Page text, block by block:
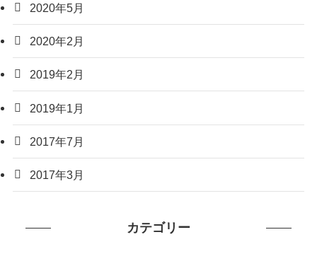
2020年5月
2020年2月
2019年2月
2019年1月
2017年7月
2017年3月
カテゴリー